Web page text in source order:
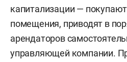
капитализации —
помещения, приводят в
арендаторов
управляющей компании.